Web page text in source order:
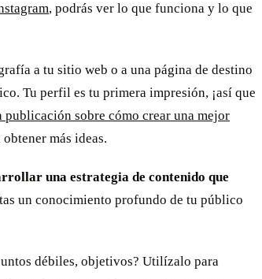
, podrás ver lo que funciona y lo que
a tu sitio web o a una página de destino
Tu perfil es tu primera impresión, ¡así que
publicación sobre cómo crear una mejor
obtener más ideas.
una estrategia de contenido que
un conocimiento profundo de tu público
débiles, objetivos? Utilízalo para